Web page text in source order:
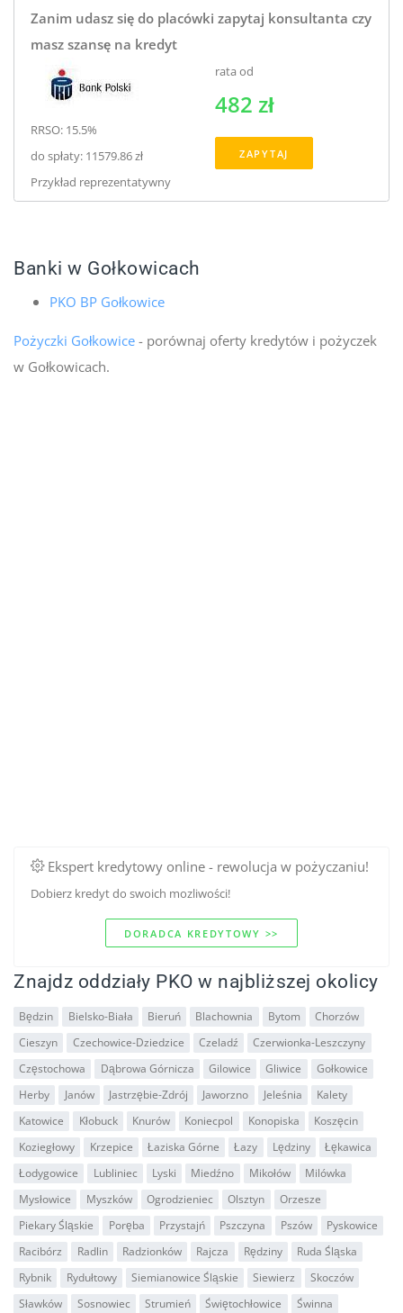
Zanim udasz się do placówki zapytaj konsultanta czy
masz szansę na kredyt
RRSO: 15.5%
do spłaty: 11579.86 zł
Przykład reprezentatywny
rata od
482 zł
ZAPYTAJ
Banki w Gołkowicach
PKO BP Gołkowice
Pożyczki Gołkowice- porównaj oferty kredytów i pożyczek
w Gołkowicach.
Ekspert kredytowy online - rewolucja w pożyczaniu!
Dobierz kredyt do swoich mozliwości!
DORADCA KREDYTOWY >>
Znajdz oddziały PKO w najbliższej okolicy
Będzin Bielsko-Biała Bieruń Blachownia Bytom
Chorzów
Cieszyn
Czechowice-Dziedzice Czeladź
Czerwionka-Leszczyny
Częstochowa
Dąbrowa Górnicza Gilowice Gliwice
Gołkowice
Herby
Janów Jastrzębie-Zdrój Jaworzno Jeleśnia
Kalety
Katowice
Kłobuck Knurów Koniecpol Konopiska
Koszęcin
Koziegłowy
Krzepice Łaziska Górne Łazy Lędziny
Łękawica
Łodygowice
Lubliniec Lyski Miedźno Mikołów
Milówka
Mysłowice
Myszków Ogrodzieniec Olsztyn
Orzesze
Piekary Śląskie
Poręba Przystajń Pszczyna Pszów
Pyskowice
Racibórz
Radlin Radzionków Rajcza Rędziny
Ruda Śląska
Rybnik
Rydułtowy Siemianowice Śląskie Siewierz
Skoczów
Sławków
Sosnowiec Strumień Świętochłowice
Świnna